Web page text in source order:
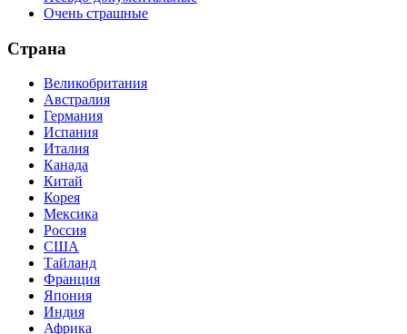
Очень страшные
Страна
Великобритания
Австралия
Германия
Испания
Италия
Канада
Китай
Корея
Мексика
Россия
США
Тайланд
Франция
Япония
Индия
Африка